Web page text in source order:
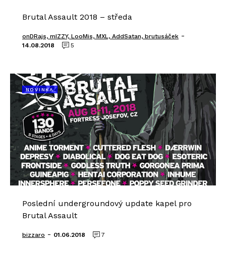
Brutal Assault 2018 – středa
onDRajs, mIZZY, LooMis, MXL, AddSatan, brutusáček -
14.08.2018 5
NOVINKA
Poslední undergroundový update kapel pro
Brutal Assault
bizzaro - 01.06.2018 7